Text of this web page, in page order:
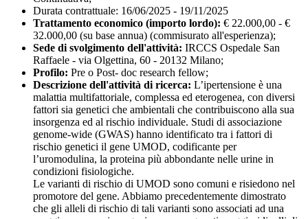
Durata contrattuale: 16/06/2025 - 19/11/2025
Trattamento economico (importo lordo): € 22.000,00 - €
32.000,00 (su base annua) (commisurato all'esperienza);
Sede di svolgimento dell'attività: IRCCS Ospedale San
Raffaele - via Olgettina, 60 - 20132 Milano;
Profilo: Pre o Post- doc research fellow;
Descrizione dell'attività di ricerca: L’ipertensione è una
malattia multifattoriale, complessa ed eterogenea, con diversi
fattori sia genetici che ambientali che contribuiscono alla sua
insorgenza ed al rischio individuale. Studi di associazione
genome-wide (GWAS) hanno identificato tra i fattori di
rischio genetici il gene UMOD, codificante per
l’uromodulina, la proteina più abbondante nelle urine in
condizioni fisiologiche.
Le varianti di rischio di UMOD sono comuni e risiedono nel
promotore del gene. Abbiamo precedentemente dimostrato
che gli alleli di rischio di tali varianti sono associati ad una